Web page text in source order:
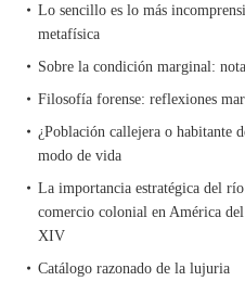
Lo sencillo es lo más
metafísica
Sobre la condición marginal:
Filosofía forense: reflexiones
¿Población callejera o habitante
modo de vida
La importancia estratégica del
comercio colonial en América
XIV
Catálogo razonado de la lujuria